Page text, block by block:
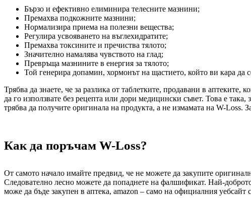
Бързо и ефективно елиминира телесните мазнини;
Премахва подкожните мазнини;
Нормализира приема на полезни вещества;
Регулира усвояването на въглехидратите;
Премахва токсините и пречиства тялото;
Значително намалява чувството на глад;
Превръща мазнините в енергия за тялото;
Той генерира допамин, хормонът на щастието, който ви кара да
Трябва да знаете, че за разлика от таблетките, продавани в
да го използвате без рецепта или дори медицински съвет. Това е
трябва да получите оригинала на продукта, а не измамата на W-Loss.
Как да поръчам W-Loss?
От самото начало имайте предвид, че не можете да закупите
Следователно лесно можете да попаднете на фалшификат. Най-
може да бъде закупен в аптека, amazon – само на официалния